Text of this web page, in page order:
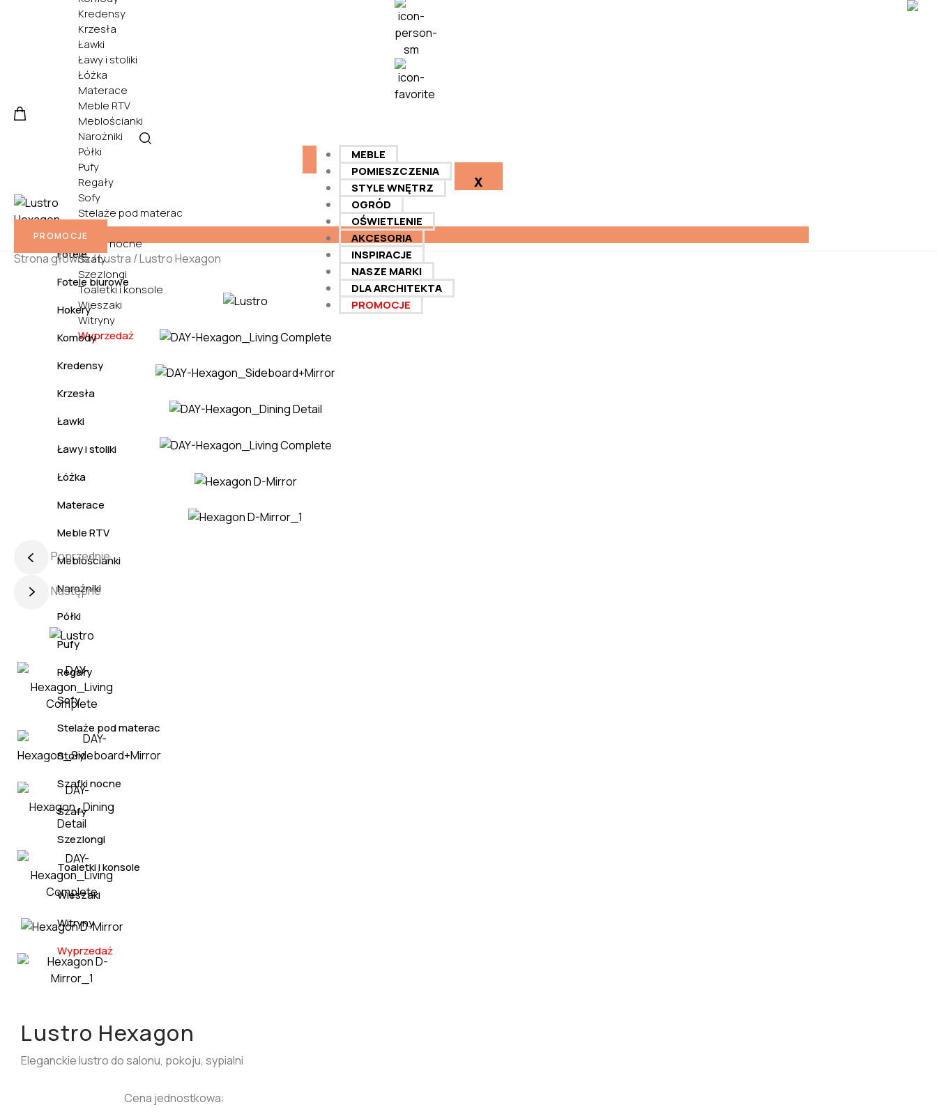
Kredensy
Krzesła
Ławki
Ławy i stoliki
Łóżka
Materace
Meble RTV
Meblościanki
Narożniki
Półki
Pufy
Regały
Sofy
Stelaże pod materac
Szafki nocne
Szafy
Szezlongi
Toaletki i konsole
Wieszaki
Witryny
Wyprzedaż
Fotele
Fotele biurowe
Hokery
Komody
Kredensy
Krzesła
Ławki
Ławy i stoliki
Łóżka
Materace
Meble RTV
Meblościanki
Narożniki
Półki
Pufy
Regały
Sofy
Stelaże pod materac
Stoły
Szafki nocne
Szafy
Szezlongi
Toaletki i konsole
Wieszaki
Witryny
Wyprzedaż
MEBLE
POMIESZCZENIA
STYLE WNĘTRZ
OGRÓD
OŚWIETLENIE
AKCESORIA
INSPIRACJE
NASZE MARKI
DLA ARCHITEKTA
PROMOCJE
X
PROMOCJE
Strona główna/Lustra / Lustro Hexagon
Poprzednie
Następne
Lustro Hexagon
Eleganckie lustro do salonu, pokoju, sypialni
Cena jednostkowa: